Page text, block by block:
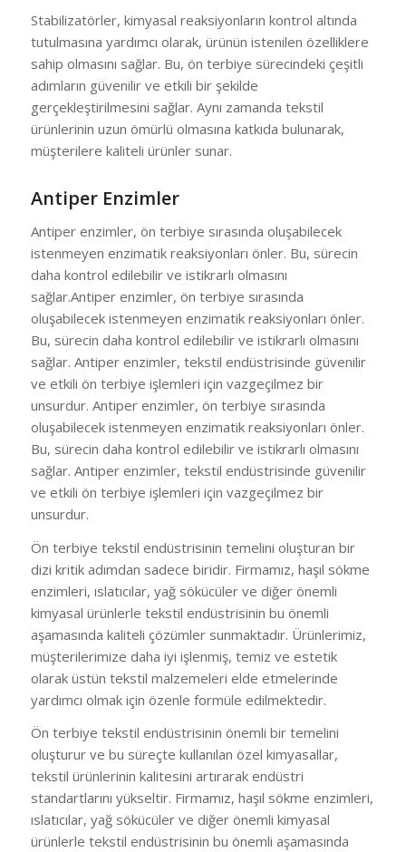
Stabilizatörler, kimyasal reaksiyonların kontrol altında
tutulmasına yardımcı olarak, ürünün istenilen özelliklere
sahip olmasını sağlar. Bu, ön terbiye sürecindeki çeşitli
adımların güvenilir ve etkili bir şekilde
gerçekleştirilmesini sağlar. Aynı zamanda tekstil
ürünlerinin uzun ömürlü olmasına katkıda bulunarak,
müşterilere kaliteli ürünler sunar.
Antiper Enzimler
Antiper enzimler, ön terbiye sırasında oluşabilecek
istenmeyen enzimatik reaksiyonları önler. Bu, sürecin
daha kontrol edilebilir ve istikrarlı olmasını
sağlar.Antiper enzimler, ön terbiye sırasında
oluşabilecek istenmeyen enzimatik reaksiyonları önler.
Bu, sürecin daha kontrol edilebilir ve istikrarlı olmasını
sağlar. Antiper enzimler, tekstil endüstrisinde güvenilir
ve etkili ön terbiye işlemleri için vazgeçilmez bir
unsurdur. Antiper enzimler, ön terbiye sırasında
oluşabilecek istenmeyen enzimatik reaksiyonları önler.
Bu, sürecin daha kontrol edilebilir ve istikrarlı olmasını
sağlar. Antiper enzimler, tekstil endüstrisinde güvenilir
ve etkili ön terbiye işlemleri için vazgeçilmez bir
unsurdur.
Ön terbiye tekstil endüstrisinin temelini oluşturan bir
dizi kritik adımdan sadece biridir. Firmamız, haşıl sökme
enzimleri, ıslatıcılar, yağ sökücüler ve diğer önemli
kimyasal ürünlerle tekstil endüstrisinin bu önemli
aşamasında kaliteli çözümler sunmaktadır. Ürünlerimiz,
müşterilerimize daha iyi işlenmiş, temiz ve estetik
olarak üstün tekstil malzemeleri elde etmelerinde
yardımcı olmak için özenle formüle edilmektedir.
Ön terbiye tekstil endüstrisinin önemli bir temelini
oluşturur ve bu süreçte kullanılan özel kimyasallar,
tekstil ürünlerinin kalitesini artırarak endüstri
standartlarını yükseltir. Firmamız, haşıl sökme enzimleri,
ıslatıcılar, yağ sökücüler ve diğer önemli kimyasal
ürünlerle tekstil endüstrisinin bu önemli aşamasında